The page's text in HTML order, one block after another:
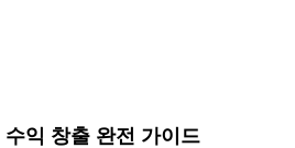
익 창출 완전 가이드